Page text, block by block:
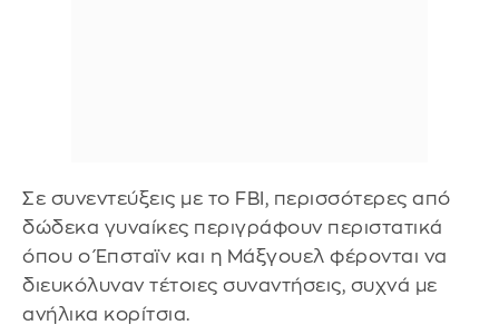
Σε συνεντεύξεις με το FBI, περισσότερες από
δώδεκα γυναίκες περιγράφουν περιστατικά
όπου ο Έπσταϊν και η Μάξγουελ φέρονται να
διευκόλυναν τέτοιες συναντήσεις, συχνά με
ανήλικα κορίτσια.